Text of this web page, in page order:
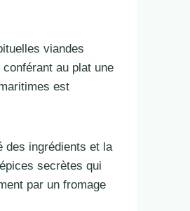
viandes
au plat une
est
des ingrédients et la
secrètes qui
par un fromage